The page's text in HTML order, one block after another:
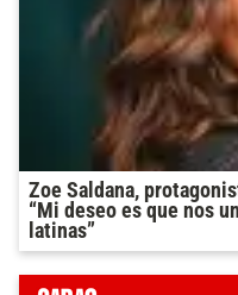
Zoe Saldana,
“Mi deseo es que nos
latinas”